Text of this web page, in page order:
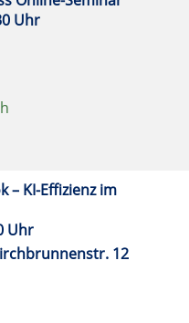
Uhr
– KI-Effizienz im
Uhr
12